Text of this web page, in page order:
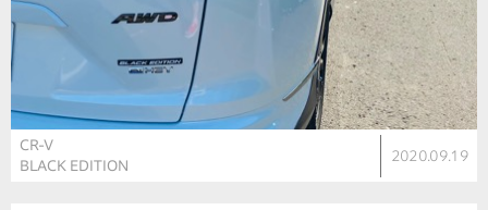
CR-V
BLACK EDITION
2020.09.19